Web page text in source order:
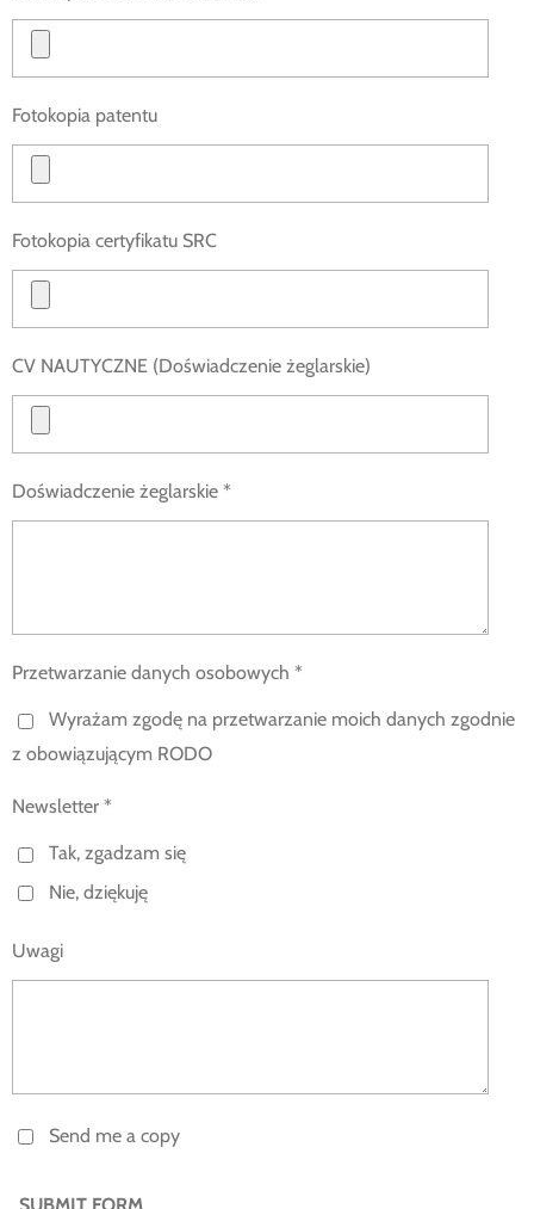
Fotokopia patentu
Fotokopia certyfikatu SRC
CV NAUTYCZNE (Doświadczenie żeglarskie)
Doświadczenie żeglarskie *
Przetwarzanie danych osobowych *
Wyrażam zgodę na przetwarzanie moich danych zgodnie
z obowiązującym RODO
Newsletter *
Tak, zgadzam się
Nie, dziękuję
Uwagi
Send me a copy